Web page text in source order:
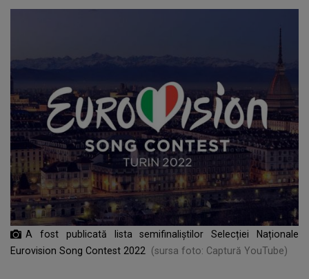
A fost publicată lista semifinaliștilor Selecției Naționale
Eurovision Song Contest 2022 (sursa foto: Captură YouTube)